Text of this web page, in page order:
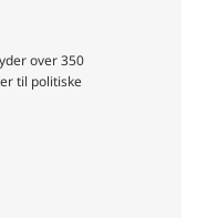
over 350
til politiske